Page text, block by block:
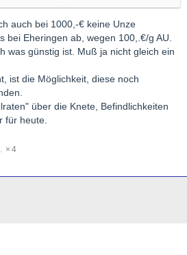
auch bei 1000,-€ keine Unze
bei Eheringen ab, wegen 100,.€/g AU.
was günstig ist. Muß ja nicht gleich ein
ist die Möglichkeit, diese noch
über die Knete, Befindlichkeiten
für heute.
4